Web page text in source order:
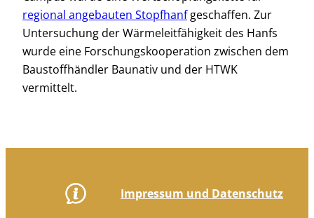
regional angebauten Stopfhanfgeschaffen. Zur
Untersuchung der Wärmeleitfähigkeit des Hanfs
wurde eine Forschungskooperation zwischen dem
Baustoffhändler Baunativ und der HTWK
vermittelt.
Impressum und Datenschutz